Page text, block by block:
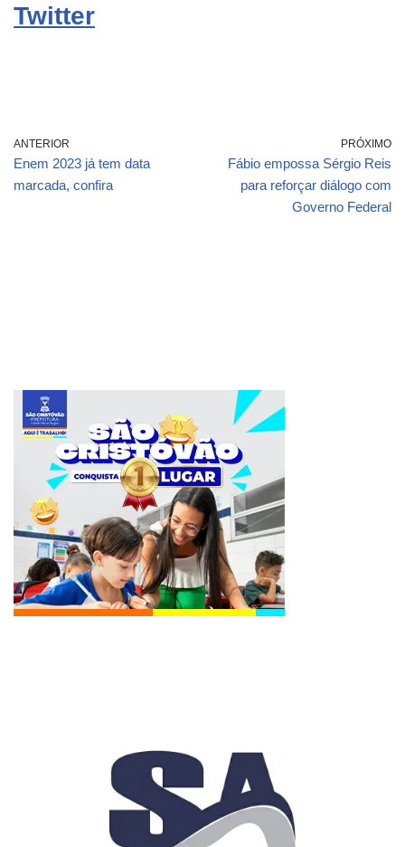
Twitter
ANTERIOR
Enem 2023 já tem data
marcada, confira
PRÓXIMO
Fábio empossa Sérgio Reis
para reforçar diálogo com
Governo Federal